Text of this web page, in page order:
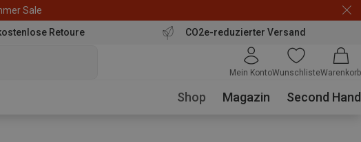
Sale
Retoure CO2e-reduzierter Versand
Mein KontoWunschlisteWarenkorb
Shop Magazin Second Hand